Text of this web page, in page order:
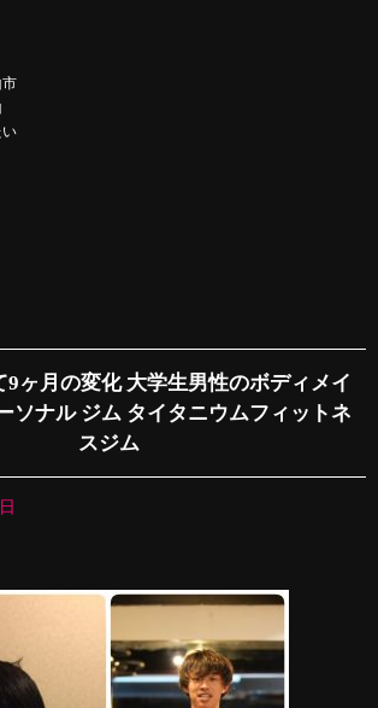
9ヶ月の変化 大学生男性のボディメイ
ソナル ジム タイタニウムフィットネ
スジム